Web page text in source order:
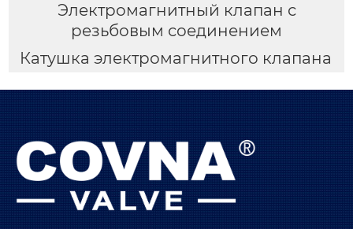
Электромагнитный клапан с
резьбовым соединением
Катушка электромагнитного клапана